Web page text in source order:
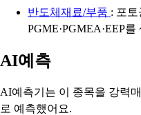
반도체재료/부품 : 포
PGME·PGMEA·EEP를
AI예측
AI예측기는 이 종목을 강력
로 예측했어요.